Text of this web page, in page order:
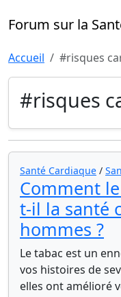
Forum sur la
Accueil #risques
#risques
Santé Cardiaque /
Comment
t-il la santé
hommes ?
Le tabac est un
vos histoires de
elles ont amélioré